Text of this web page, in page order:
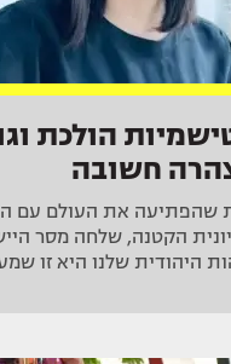
הולכת
חשובה
שהפתיעה את העולם עם
הקטנה, שלחה מסר
היהודית שלנו היא זו